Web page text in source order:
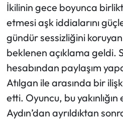
İkilinin gece boyunca
etmesi aşk iddialarını
gündür sessizliğini
beklenen açıklama geldi.
hesabından paylaşım
Atılgan ile arasında bir
etti. Oyuncu, bu yakınlığın
Aydın’dan ayrıldıktan
Ekonomi
Sağlık
Teknoloji